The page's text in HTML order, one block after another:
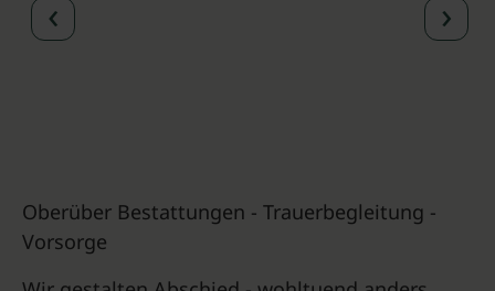
Oberüber Bestattungen - Trauerbegleitung -
Vorsorge